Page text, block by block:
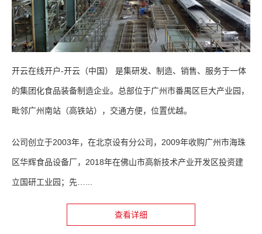
开云在线开户-开云（中国） 是集研发、制造、销售、服务于一体
的集团化食品装备制造企业。总部位于广州市番禺区巨大产业园，
毗邻广州南站（高铁站），交通方便，位置优越。
公司创立于2003年，在北京设有分公司，2009年收购广州市海珠
区华辉食品设备厂，2018年在佛山市高新技术产业开发区投资建
立国研工业园；先…...
查看详细